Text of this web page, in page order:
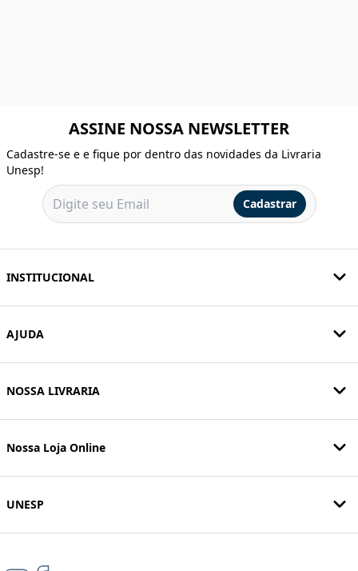
ASSINE NOSSA NEWSLETTER
Cadastre-se e e fique por dentro das novidades da Livraria
Unesp!
Cadastrar
INSTITUCIONAL
AJUDA
NOSSA LIVRARIA
Nossa Loja Online
UNESP